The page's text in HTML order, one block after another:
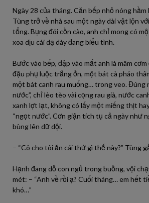
Ngày 28 của tháng. Căn bếp nhỏ nóng hầm
Tùng trở về nhà sau một ngày dài vật lộn
tổng. Bụng đói cồn cào, anh chỉ mong có
xoa dịu cái dạ dày đang biểu tình.
Bước vào bếp, đập vào mắt anh là mâm
đậu phụ luộc trắng ởn, một bát cà pháo
một bát canh rau muống… trong veo. Đúng
nước”, chỉ lèo tèo vài cọng rau già, nước
xanh lợt lạt, không có lấy một miếng thịt
“ngọt nước”. Cơn giận tích tụ cả ngày như
bùng lên dữ dội.
– “Cô cho tôi ăn cái thứ gì thế này?” Tùng
Hạnh đang dỗ con ngủ trong buồng, vội
mét: – “Anh về rồi ạ? Cuối tháng… em hết
khó…”